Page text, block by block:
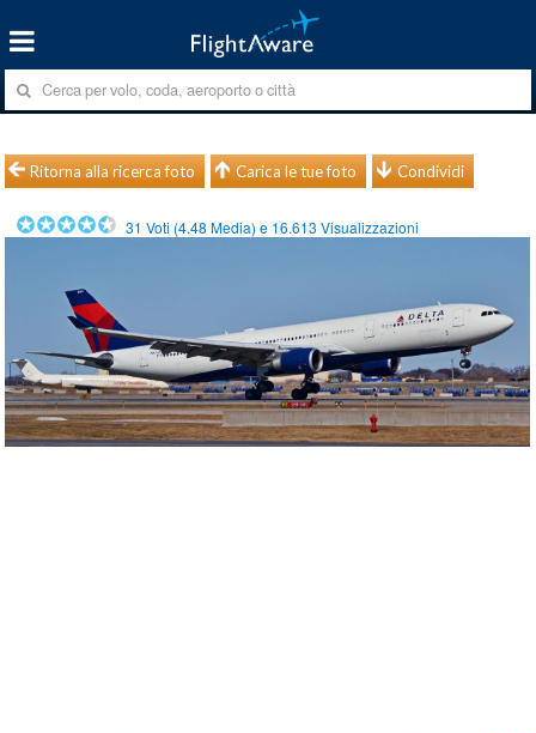
Ritorna alla ricerca foto Carica le tue foto Condividi
31 Voti (4.48 Media) e 16.613 Visualizzazioni